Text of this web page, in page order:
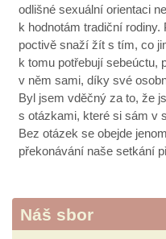
odlišné sexuální orientaci
k hodnotám tradiční
poctivě snaží žít s tím, co
k tomu potřebují sebeúctu,
v něm sami, díky své
Byl jsem vděčný za to, že
s otázkami, které si sám v
Bez otázek se obejde
překonávání naše setkání
Náš sbor